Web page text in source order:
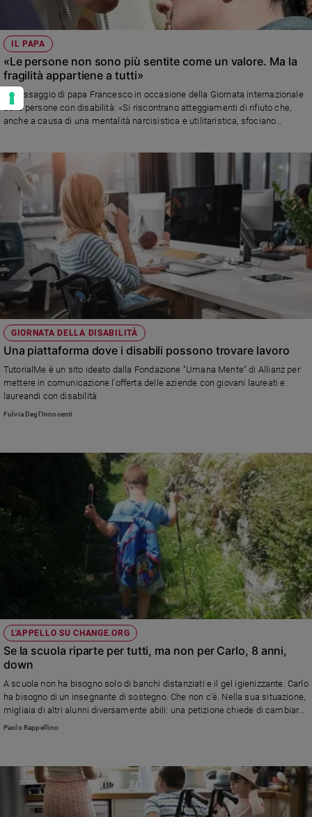
IL PAPA
«Le persone non sono più sentite come un valore. Ma la
fragilità appartiene a tutti»
Il messaggio di papa Francesco in occasione della Giornata internazionale
delle persone con disabilità: «Si riscontrano atteggiamenti di rifiuto che,
anche a causa di una mentalità narcisistica e utilitaristica, sfociano
GIORNATA DELLA DISABILITÀ
Una piattaforma dove i disabili possono trovare lavoro
TutorialMe è un sito ideato dalla Fondazione "Umana Mente" di Allianz per
mettere in comunicazione l'offerta delle aziende con giovani laureati e
laureandi con disabilità
Fulvia Degl'Innocenti
L'APPELLO SU CHANGE.ORG
Se la scuola riparte per tutti, ma non per Carlo, 8 anni,
down
A scuola non ha bisogno solo di banchi distanziati e il gel igienizzante. Carlo
ha bisogno di un insegnante di sostegno. Che non c'è. Nella sua situazione,
migliaia di altri alunni diversamente abili: una petizione chiede di cambiare
le cose
Paolo Rappellino